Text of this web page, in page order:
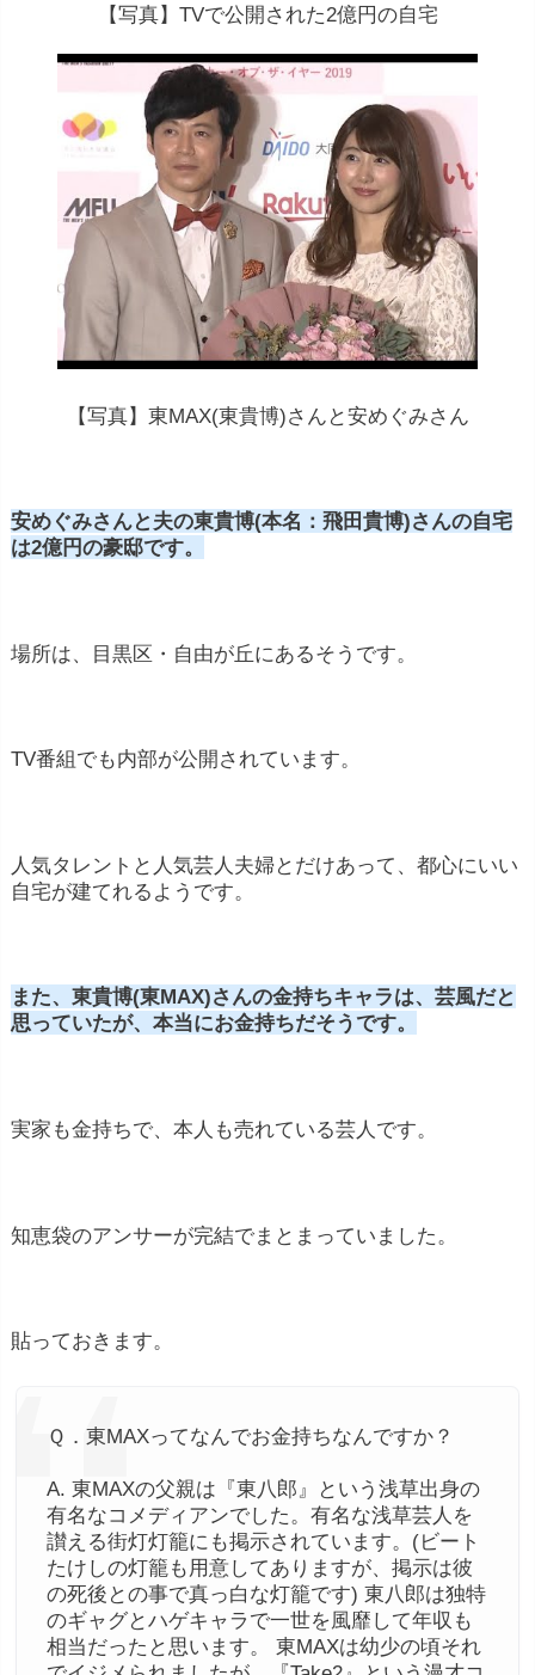
【写真】TVで公開された2億円の自宅
【写真】東MAX(東貴博)さんと安めぐみさん
安めぐみさんと夫の東貴博(本名：飛田貴博)さんの自宅
は2億円の豪邸です。
場所は、目黒区・自由が丘にあるそうです。
TV番組でも内部が公開されています。
人気タレントと人気芸人夫婦とだけあって、都心にいい
自宅が建てれるようです。
また、東貴博(東MAX)さんの金持ちキャラは、芸風だと
思っていたが、本当にお金持ちだそうです。
実家も金持ちで、本人も売れている芸人です。
知恵袋のアンサーが完結でまとまっていました。
貼っておきます。
Ｑ．東MAXってなんでお金持ちなんですか？
A. 東MAXの父親は『東八郎』という浅草出身の
有名なコメディアンでした。有名な浅草芸人を
讃える街灯灯籠にも掲示されています。(ビート
たけしの灯籠も用意してありますが、掲示は彼
の死後との事で真っ白な灯籠です) 東八郎は独特
のギャグとハゲキャラで一世を風靡して年収も
相当だったと思います。 東MAXは幼少の頃それ